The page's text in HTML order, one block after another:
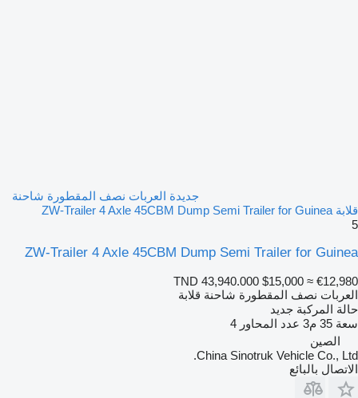
جديدة العربات نصف المقطورة شاحنة
قلابة ZW-Trailer 4 Axle 45CBM Dump Semi Trailer for Guinea
5
ZW-Trailer 4 Axle 45CBM Dump Semi Trailer for Guinea
TND 43,940.000 $15,000 ≈ €12,980
العربات نصف المقطورة شاحنة قلابة
حالة المركبة جديد
سعة 35 م3 عدد المحاور 4
الصين
China Sinotruk Vehicle Co., Ltd.
الاتصال بالبائع